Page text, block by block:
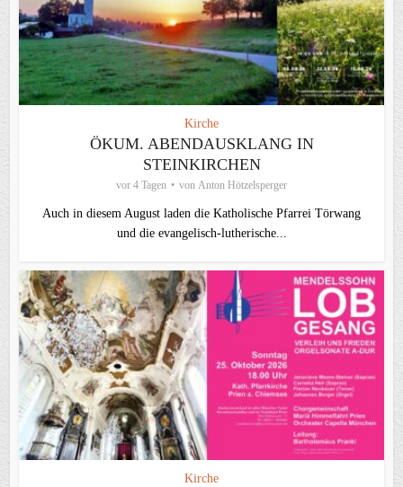
Kirche
ÖKUM. ABENDAUSKLANG IN
STEINKIRCHEN
vor 4 Tagen von Anton Hötzelsperger
Auch in diesem August laden die Katholische Pfarrei Törwang
und die evangelisch‑lutherische...
Kirche